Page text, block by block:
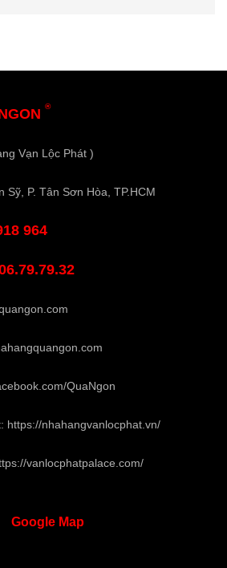
®
Vạn Lộc Phát )
Sỹ, P. Tân Sơn Hòa, TP.HCM
964
QuaNgon
https://nhahangvanlocphat.vn/
vanlocphatpalace.com/
GoogleMap